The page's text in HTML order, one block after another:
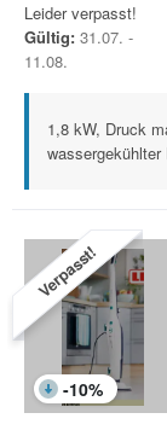
Leider verpasst!
Gültig: 31.07. -
11.08.
1,8 kW, Druck
Verpasst!
-10%